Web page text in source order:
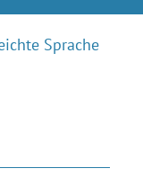
Sprache